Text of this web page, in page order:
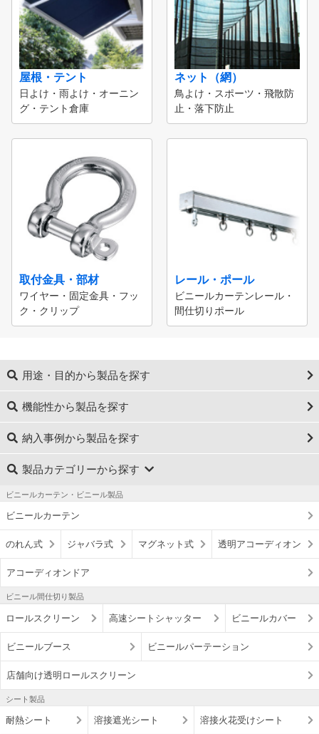
屋根・テント
日よけ・雨よけ・オーニン
グ・テント倉庫
ネット（網）
鳥よけ・スポーツ・飛散防
止・落下防止
取付金具・部材
ワイヤー・固定金具・フッ
ク・クリップ
レール・ポール
ビニールカーテンレール・
間仕切りポール
用途・目的から製品を探す
機能性から製品を探す
納入事例から製品を探す
製品カテゴリーから探す
ビニールカーテン・ビニール製品
ビニールカーテン
のれん式 ジャバラ式 マグネット式 透明アコーディオン
アコーディオンドア
ビニール間仕切り製品
ロールスクリーン 高速シートシャッター ビニールカバー
ビニールブース ビニールパーテーション
店舗向け透明ロールスクリーン
シート製品
耐熱シート 溶接遮光シート 溶接火花受けシート